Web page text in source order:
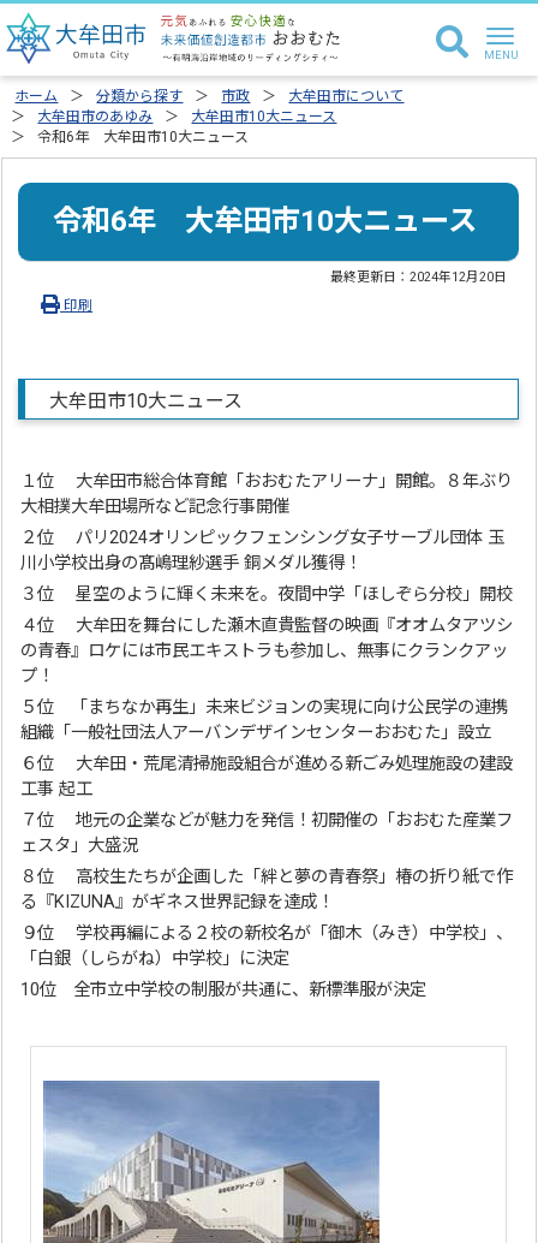
ホーム 分類から探す 市政
大牟田市について
大牟田市のあゆみ
大牟田市10大ニュース
令和6年 大牟田市10大ニュース
令和6年 大牟田市10大ニュース
最終更新日：2024年12月20日
印刷
大牟田市10大ニュース
１位 大牟田市総合体育館「おおむたアリーナ」開館。８年ぶり
大相撲大牟田場所など記念行事開催
２位 パリ2024オリンピックフェンシング女子サーブル団体 玉
川小学校出身の髙嶋理紗選手 銅メダル獲得！
３位 星空のように輝く未来を。夜間中学「ほしぞら分校」開校
４位 大牟田を舞台にした瀬木直貴監督の映画『オオムタアツシ
の青春』ロケには市民エキストラも参加し、無事にクランクアッ
プ！
５位 「まちなか再生」未来ビジョンの実現に向け公民学の連携
組織「一般社団法人アーバンデザインセンターおおむた」設立
６位 大牟田・荒尾清掃施設組合が進める新ごみ処理施設の建設
工事 起工
７位 地元の企業などが魅力を発信！初開催の「おおむた産業フ
ェスタ」大盛況
８位 高校生たちが企画した「絆と夢の青春祭」椿の折り紙で作
る『KIZUNA』がギネス世界記録を達成！
９位 学校再編による２校の新校名が「御木（みき）中学校」、
「白銀（しらがね）中学校」に決定
10位 全市立中学校の制服が共通に、新標準服が決定